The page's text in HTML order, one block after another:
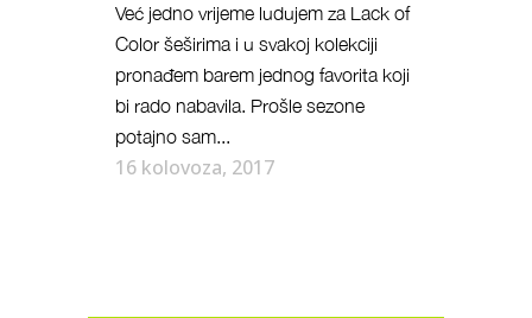
Već jedno vrijeme ludujem za Lack of
Color šeširima i u svakoj kolekciji
pronađem barem jednog favorita koji
bi rado nabavila. Prošle sezone
potajno sam...
16 kolovoza, 2017